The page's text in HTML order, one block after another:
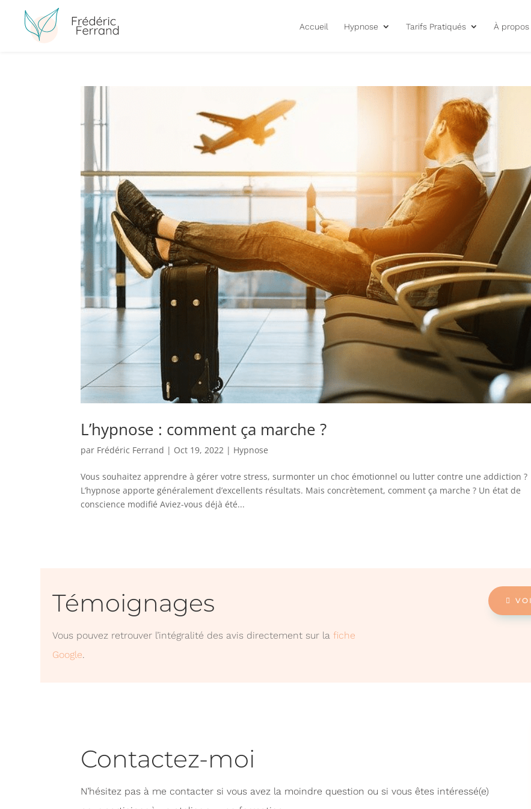
Accueil Hypnose Tarifs Pratiqués À propos
L’hypnose : comment ça marche ?
par Frédéric Ferrand | Oct 19, 2022 | Hypnose
Vous souhaitez apprendre à gérer votre stress, surmonter un choc émotionnel ou lutter contre une addiction ?
L’hypnose apporte généralement d’excellents résultats. Mais concrètement, comment ça marche ? Un état de
conscience modifié Aviez-vous déjà été...
Témoignages
Vous pouvez retrouver l’intégralité des avis directement sur lafiche
Google.
Contactez-moi
N’hésitez pas à me contacter si vous avez la moindre question ou si vous êtes intéressé(e)